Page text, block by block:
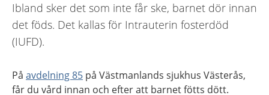
Ibland sker det som inte får ske, barnet dör innan
det föds. Det kallas för Intrauterin fosterdöd
(IUFD).
På avdelning 85 på Västmanlands sjukhus Västerås,
får du vård innan och efter att barnet fötts dött.